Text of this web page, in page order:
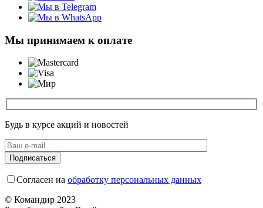
Мы принимаем к оплате
Будь в курсе акций и новостей
Согласен на обработку персональных данных
© Командир 2023